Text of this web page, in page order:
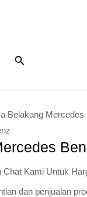
Belakang Mercedes
Chat Kami Untuk
dan penjualan